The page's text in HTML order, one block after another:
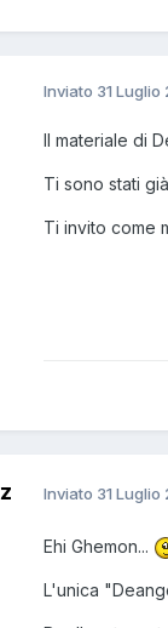
Inviato 31 Luglio
Il materiale di
Ti sono stati
Ti invito come
Inviato 31 Luglio
Ehi Ghemon...
L'unica